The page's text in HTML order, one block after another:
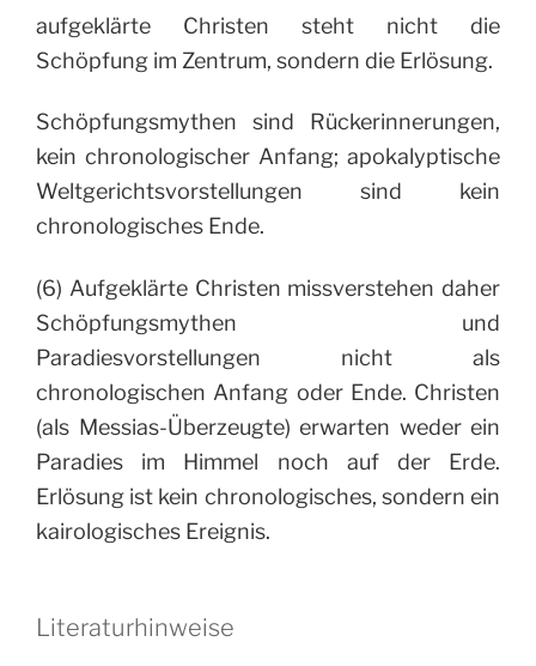
aufgeklärte Christen steht nicht die
Schöpfung im Zentrum, sondern die Erlösung.
Schöpfungsmythen sind Rückerinnerungen,
kein chronologischer Anfang; apokalyptische
Weltgerichtsvorstellungen sind kein
chronologisches Ende.
(6) Aufgeklärte Christen missverstehen daher
Schöpfungsmythen und
Paradiesvorstellungen nicht als
chronologischen Anfang oder Ende. Christen
(als Messias-Überzeugte) erwarten weder ein
Paradies im Himmel noch auf der Erde.
Erlösung ist kein chronologisches, sondern ein
kairologisches Ereignis.
Literaturhinweise